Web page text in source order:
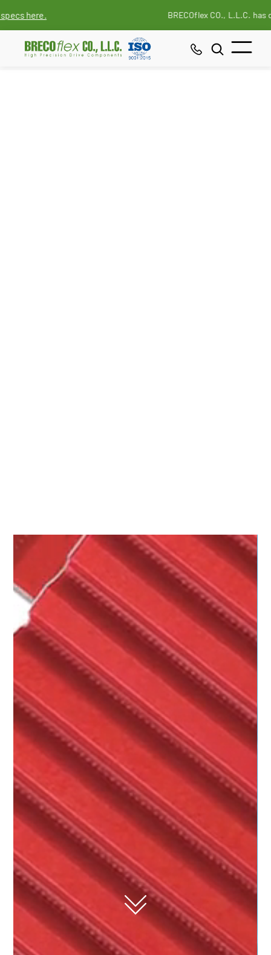
BRECOflex CO., L.L.C. has digitized all
BRECOflex -
fabricante de correas
dentadas, poleas y
componentes para
aplicaciones de
transmisión.